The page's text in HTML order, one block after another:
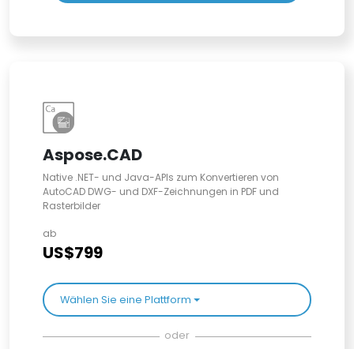
Aspose.CAD
Native .NET- und Java-APIs zum Konvertieren von
AutoCAD DWG- und DXF-Zeichnungen in PDF und
Rasterbilder
ab
US$799
Wählen Sie eine Plattform
oder